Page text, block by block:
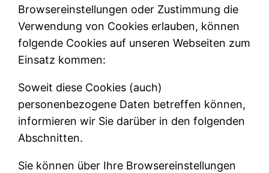
Browsereinstellungen oder Zustimmung die
Verwendung von Cookies erlauben, können
folgende Cookies auf unseren Webseiten zum
Einsatz kommen:
Soweit diese Cookies (auch)
personenbezogene Daten betreffen können,
informieren wir Sie darüber in den folgenden
Abschnitten.
Sie können über Ihre Browsereinstellungen